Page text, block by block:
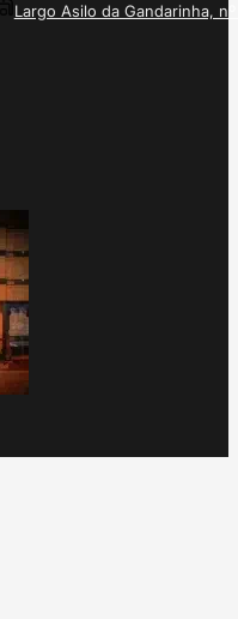
Largo Asilo da Gandarinha, nº